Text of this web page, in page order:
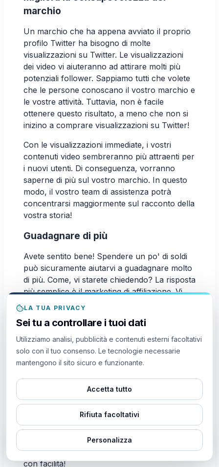
marchio
Un marchio che ha appena avviato il proprio
profilo Twitter ha bisogno di molte
visualizzazioni su Twitter. Le visualizzazioni
dei video vi aiuteranno ad attirare molti più
potenziali follower. Sappiamo tutti che volete
che le persone conoscano il vostro marchio e
le vostre attività. Tuttavia, non è facile
ottenere questo risultato, a meno che non si
inizino a comprare visualizzazioni su Twitter!
Con le visualizzazioni immediate, i vostri
contenuti video sembreranno più attraenti per
i nuovi utenti. Di conseguenza, vorranno
saperne di più sul vostro marchio. In questo
modo, il vostro team di assistenza potrà
concentrarsi maggiormente sul racconto della
vostra storia!
Guadagnare di più
Avete sentito bene! Spendere un po' di soldi
può sicuramente aiutarvi a guadagnare molto
di più. Come, vi starete chiedendo? La risposta
più semplice è il marketing di affiliazione. Vi
acquistate il prodotto da quel link, una parte
del denaro speso verrà inviata al proprietario
del tweet.
Questo è ciò che chiamiamo vendita affiliata.
Quando si hanno molti follower, è facile
ottenere più vendite perché i contenuti video
sono molto più interessanti per gli altri. Le
persone guardano sempre il numero di
visualizzazioni di un post prima di fidarsi di un
marchio. Quando vantate un gran numero di
visualizzazioni, convertirete molti più clienti
con facilità!
Qualcuno da ha comprato 50 Auto Likes
LA TUA PRIVACY
Sei tu a controllare i tuoi dati
Utilizziamo analisi, pubblicità e contenuti esterni facoltativi
solo con il tuo consenso. Le tecnologie necessarie
mantengono il sito sicuro e funzionante.
Accetta tutto
Rifiuta facoltativi
Personalizza